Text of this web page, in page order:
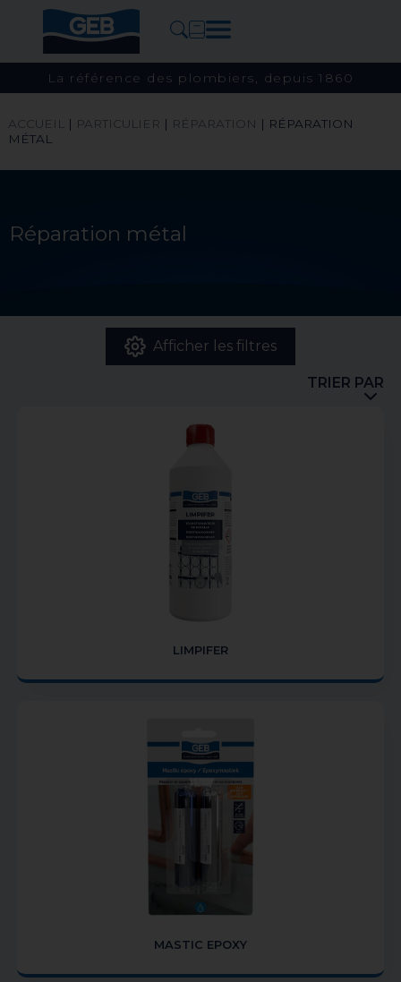
La référence des plombiers, depuis 1860
ACCUEIL | PARTICULIER | RÉPARATION | RÉPARATION
MÉTAL
Réparation métal
Afficher les filtres
TRIER PAR
LIMPIFER
MASTIC EPOXY